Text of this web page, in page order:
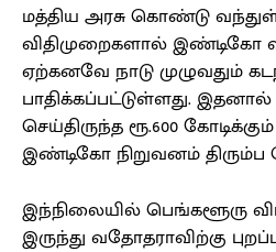
மத்திய அரசு கொண்டு
விதிமுறைகளால் இண்டிகோ
ஏற்கனவே நாடு முழுவதும்
பாதிக்கப்பட்டுள்ளது.
செய்திருந்த ரூ.600
இண்டிகோ நிறுவனம் திரும்ப
இந்நிலையில் பெங்களூரு
இருந்து வதோதராவிற்கு